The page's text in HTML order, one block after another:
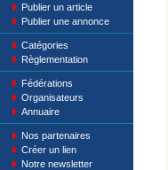
Publier un article
Publier une annonce
Catégories
Règlementation
Fédérations
Organisateurs
Annuaire
Nos partenaires
Créer un lien
Notre newsletter